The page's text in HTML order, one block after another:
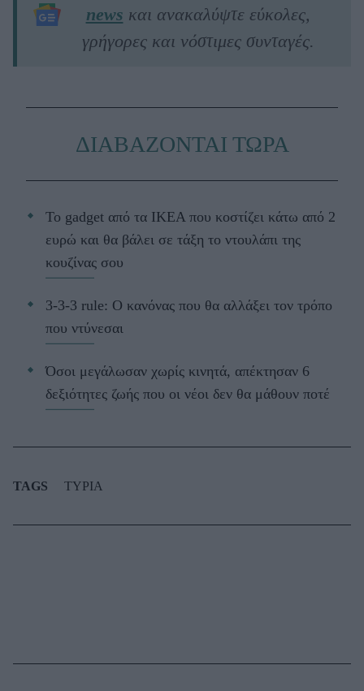
news και ανακαλύψτε εύκολες,
γρήγορες και νόστιμες συνταγές.
ΔΙΑΒΑΖΟΝΤΑΙ ΤΩΡΑ
Το gadget από τα IKEA που κοστίζει κάτω από 2
ευρώ και θα βάλει σε τάξη το ντουλάπι της
κουζίνας σου
3-3-3 rule: Ο κανόνας που θα αλλάξει τον τρόπο
που ντύνεσαι
Όσοι μεγάλωσαν χωρίς κινητά, απέκτησαν 6
δεξιότητες ζωής που οι νέοι δεν θα μάθουν ποτέ
TAGS ΤΥΡΙΑ